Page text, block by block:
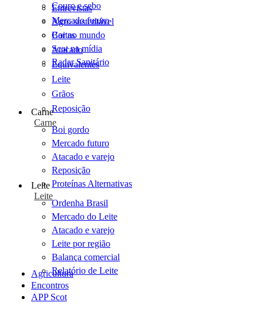
Entrevistas
Agro sustentável
Cartas
Scot na mídia
Radar Sanitário
Couro e sebo
Mercado futuro
Boi no mundo
Atacado
Equivalentes
Leite
Grãos
Reposição
Carne
Carne
Boi gordo
Mercado futuro
Atacado e varejo
Reposição
Proteínas Alternativas
Leite
Leite
Ordenha Brasil
Mercado do Leite
Atacado e varejo
Leite por região
Balança comercial
Relatório de Leite
Agricultura
Encontros
APP Scot